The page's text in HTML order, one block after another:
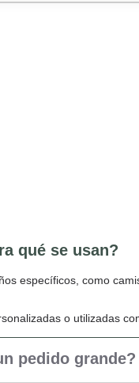
qué se usan?
específicos, como
o utilizadas
pedido grande?